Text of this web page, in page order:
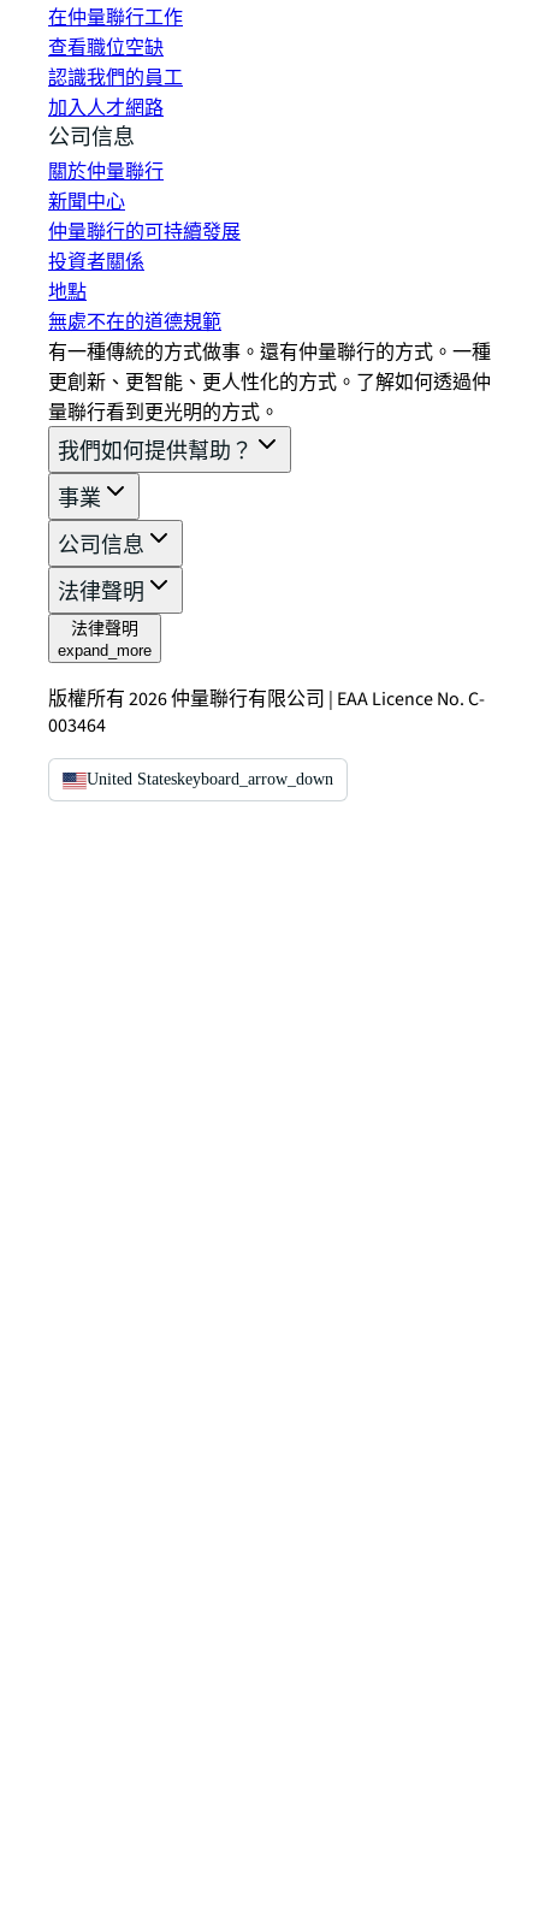
在仲量聯行工作
查看職位空缺
認識我們的員工
加入人才網路
公司信息
關於仲量聯行
新聞中心
仲量聯行的可持續發展
投資者關係
地點
無處不在的道德規範
有一種傳統的方式做事。還有仲量聯行的方式。一種
更創新、更智能、更人性化的方式。了解如何透過仲
量聯行看到更光明的方式。
我們如何提供幫助？
事業
公司信息
法律聲明
法律聲明
expand_more
版權所有 2026 仲量聯行有限公司 | EAA Licence No. C-
003464
United Stateskeyboard_arrow_down